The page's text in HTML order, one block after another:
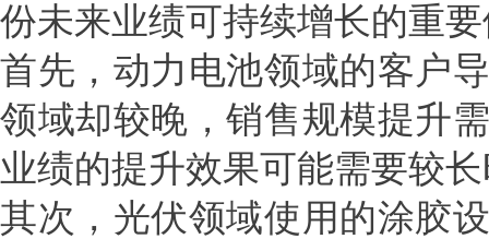
份未来业绩可持续增长的重
首先，动力电池领域的客户
领域却较晚，销售规模提升
业绩的提升效果可能需要较
其次，光伏领域使用的涂胶